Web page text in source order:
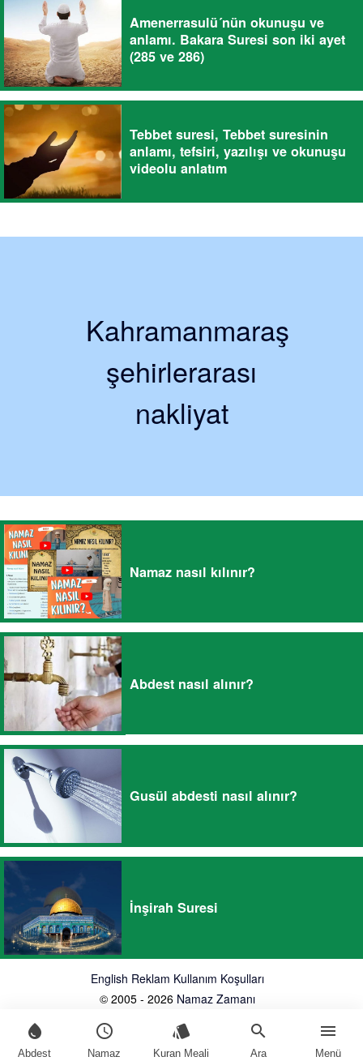
water_drop
Abdest
schedule
Namaz
style
Kuran Meali
search
Ara
menu
Menü
Amenerrasulü´nün okunuşu ve
anlamı. Bakara Suresi son iki ayet
(285 ve 286)
Tebbet suresi, Tebbet suresinin
anlamı, tefsiri, yazılışı ve okunuşu
videolu anlatım
Kahramanmaraş
şehirlerarası
nakliyat
Namaz nasıl kılınır?
Abdest nasıl alınır?
Gusül abdesti nasıl alınır?
İnşirah Suresi
English Reklam Kullanım Koşulları
© 2005 - 2026 Namaz Zamanı